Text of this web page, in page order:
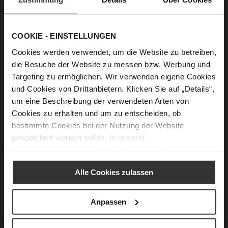
COOKIE - EINSTELLUNGEN
Cookies werden verwendet, um die Website zu betreiben,
die Besuche der Website zu messen bzw. Werbung und
Targeting zu ermöglichen. Wir verwenden eigene Cookies
und Cookies von Drittanbietern. Klicken Sie auf „Details“,
um eine Beschreibung der verwendeten Arten von
Cookies zu erhalten und um zu entscheiden, ob
bestimmte Cookies bei der Nutzung der Website
gespeichert werden sollen. In unserer
Alle Cookies zulassen
Anpassen
Anmelden
Passwort vergessen?
Neue Kunden
Ein Konto zu erstellen hat viele Vorteile: schneller zur Kasse
gehen, mehr als eine Adresse speichern, Bestellungen